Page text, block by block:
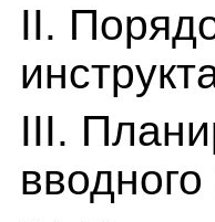
II.
III.